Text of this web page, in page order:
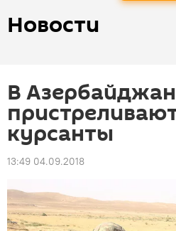
Новости
В
курсанты
13:49 04.09.2018